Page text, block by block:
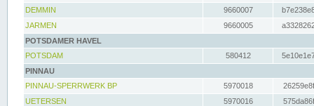
DEMMIN
9660007
JARMEN
9660005
POTSDAMER HAVEL
POTSDAM
580412
PINNAU
PINNAU-SPERRWERK BP
5970018
UETERSEN
5970016